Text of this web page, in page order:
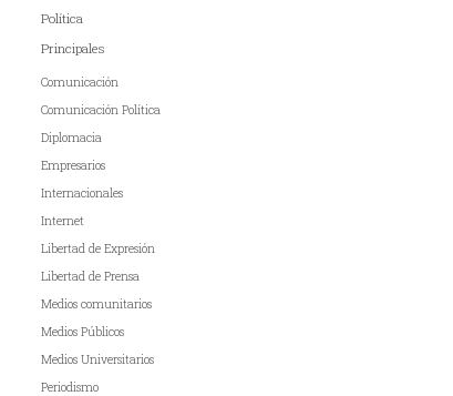
Política
Principales
Comunicación
Comunicación Política
Diplomacia
Empresarios
Internacionales
Internet
Libertad de Expresión
Libertad de Prensa
Medios comunitarios
Medios Públicos
Medios Universitarios
Periodismo